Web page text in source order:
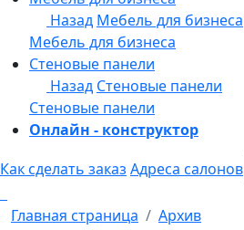
Онлайн - конструктор
Как сделать заказ Адреса салонов
Главная страница
Архив